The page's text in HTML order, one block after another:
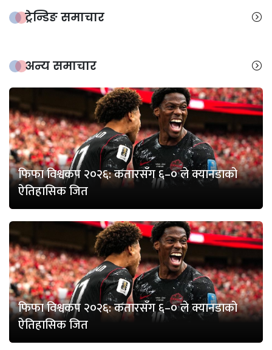
ट्रेन्डिङ समाचार
अन्य समाचार
फिफा विश्वकप २०२६: कतारसँग ६–० ले क्यानडाको
ऐतिहासिक जित
फिफा विश्वकप २०२६: कतारसँग ६–० ले क्यानडाको
ऐतिहासिक जित